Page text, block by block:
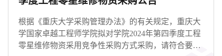
根据《重庆大学采购管理办法》的有关规定，重庆大
学国家卓越工程师学院拟对学院2024年第四季度工程
零星维修物资采用竞争性采购方式采购，请符合要求